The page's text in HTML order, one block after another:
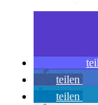
teilen
teilen